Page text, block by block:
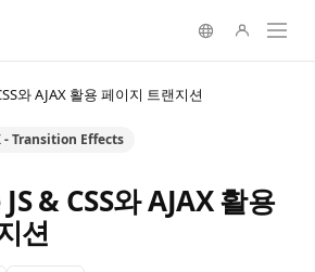
와 AJAX 활용 페이지 트랜지션
Transition Effects
& CSS와 AJAX 활용
션